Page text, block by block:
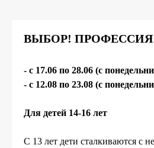
ВЫБОР!
- c 17.06 по 28.06 (с
- c 12.08 по 23.08 (с
Для детей 14-16 лет
С 13 лет дети сталкиваются с